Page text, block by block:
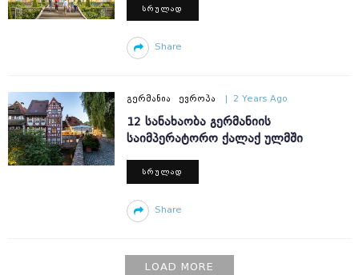
ᲡᲠᲣᲚᲐᲓ
Share
ᲒᲔᲠᲛᲐᲜᲘᲐ ᲔᲕᲠᲝᲞᲐ 2 Years Ago
12 ᲡᲐᲜᲐᲮᲐᲝᲑᲐ ᲒᲔᲠᲛᲐᲜᲘᲘᲡ
ᲡᲐᲘᲛᲞᲔᲠᲐᲢᲝᲠᲝ ᲥᲐᲚᲐᲥ ᲣᲚᲛᲨᲘ
ᲡᲠᲣᲚᲐᲓ
Share
LOAD MORE